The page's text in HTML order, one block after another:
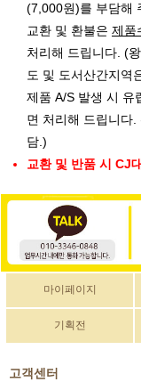
(7,000원)를 부담해
교환 및 환불은 제품
처리해 드립니다. (
도 및 도서산간지역
제품 A/S 발생 시 유
면 처리해 드립니다
담.)
교환 및 반품 시 CJ
마이페이지
기획전
고객센터